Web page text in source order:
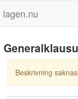
lagen.nu
Beskrivning